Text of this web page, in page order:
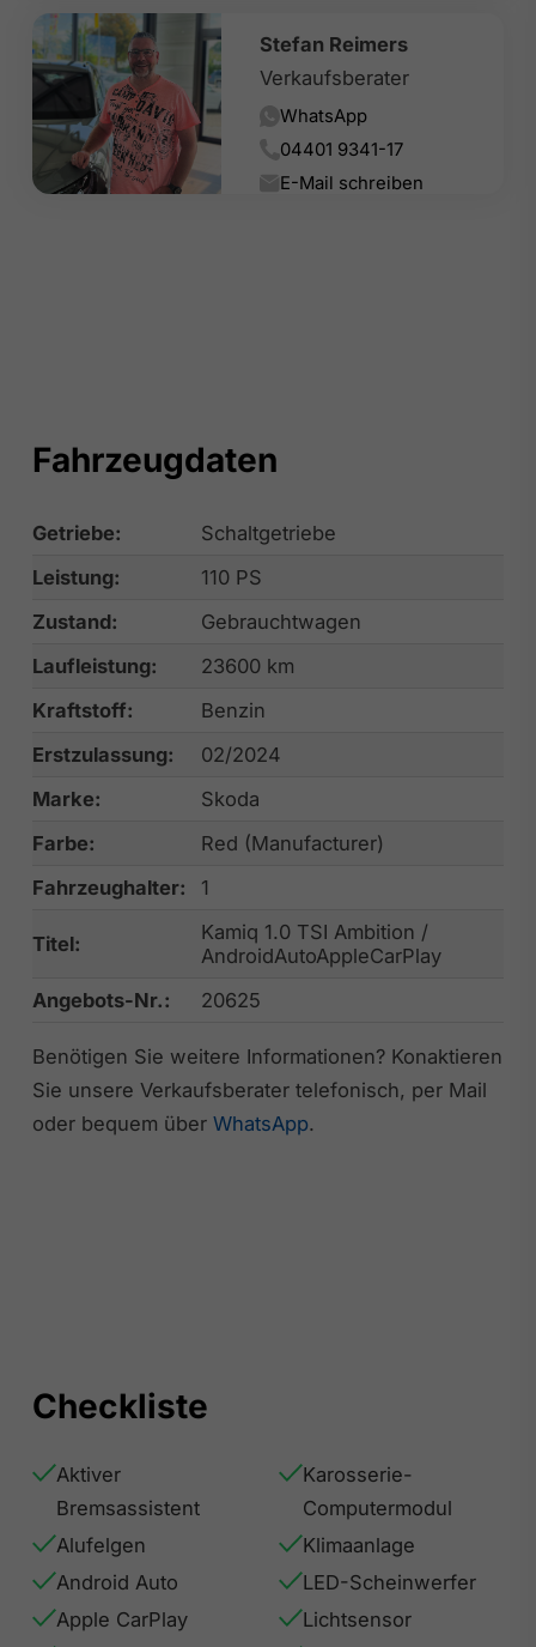
Stefan Reimers
Verkaufsberater
WhatsApp
04401 9341-17
E-Mail schreiben
Fahrzeugdaten
Getriebe:
Schaltgetriebe
Leistung:
110 PS
Zustand:
Gebrauchtwagen
Laufleistung:
23600 km
Kraftstoff:
Benzin
Erstzulassung:
02/2024
Marke:
Skoda
Farbe:
Red (Manufacturer)
Fahrzeughalter:
1
Titel:
Kamiq 1.0 TSI Ambition /
AndroidAutoAppleCarPlay
Angebots-Nr.:
20625
Benötigen Sie weitere Informationen? Konaktieren
Sie unsere Verkaufsberater telefonisch, per Mail
oder bequem über WhatsApp.
Checkliste
Aktiver
Bremsassistent
Alufelgen
Android Auto
Apple CarPlay
Karosserie-
Computermodul
Klimaanlage
LED-Scheinwerfer
Lichtsensor